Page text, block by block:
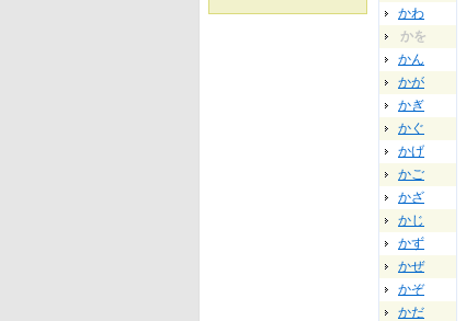
かわ
かを
かん
かが
かぎ
かぐ
かげ
かご
かざ
かじ
かず
かぜ
かぞ
かだ